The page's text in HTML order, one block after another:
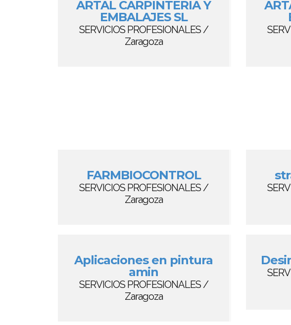
ARTAL CARPINTERIA Y
EMBALAJES SL
SERVICIOS PROFESIONALES /
Zaragoza
FARMBIOCONTROL
SERVICIOS PROFESIONALES /
Zaragoza
Aplicaciones en pintura
amin
SERVICIOS PROFESIONALES /
Zaragoza